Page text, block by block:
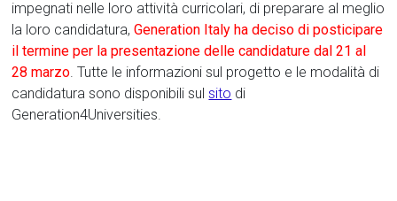
impegnati nelle loro attività curricolari, di preparare al meglio
la loro candidatura,Generation Italy ha deciso di posticipare
il termine per la presentazione delle candidature dal 21 al
28 marzo. Tutte le informazioni sul progetto e le modalità di
candidatura sono disponibili sulsito di
Generation4Universities.